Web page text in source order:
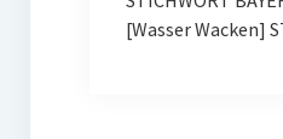
[Wasser Wacken]